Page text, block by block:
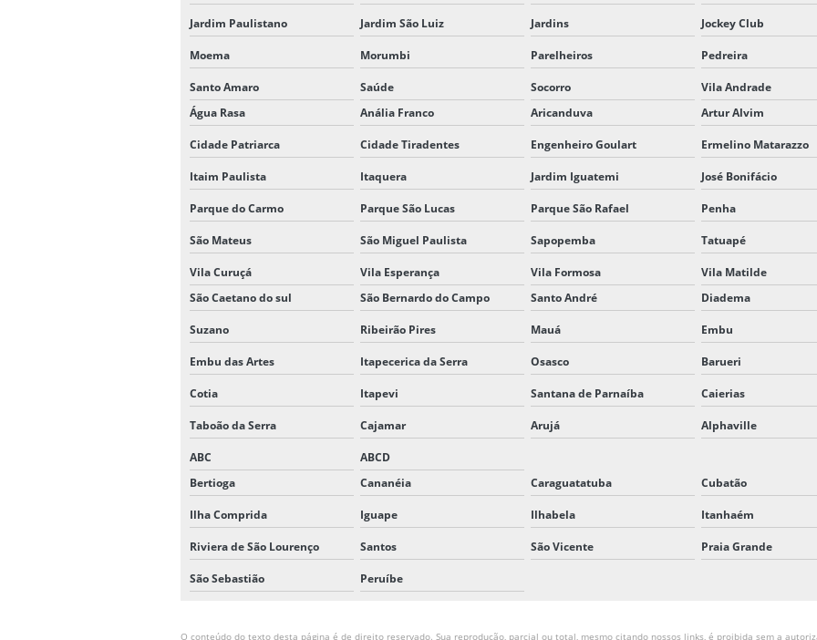
Jardim Paulistano Jardim São Luiz Jardins Jockey Club
Moema Morumbi Parelheiros Pedreira
Santo Amaro Saúde Socorro Vila Andrade
Água Rasa
Anália Franco Aricanduva Artur Alvim
Cidade Patriarca Cidade Tiradentes Engenheiro Goulart Ermelino Matarazzo
Itaim Paulista Itaquera Jardim Iguatemi José Bonifácio
Parque do Carmo Parque São Lucas Parque São Rafael Penha
São Mateus São Miguel Paulista Sapopemba Tatuapé
Vila Curuçá Vila Esperança Vila Formosa Vila Matilde
São Caetano do sul
São Bernardo do Campo Santo André Diadema
Suzano Ribeirão Pires Mauá Embu
Embu das Artes Itapecerica da Serra Osasco Barueri
Cotia Itapevi Santana de Parnaíba Caierias
Taboão da Serra Cajamar Arujá Alphaville
ABC
ABCD
Bertioga
Cananéia Caraguatatuba Cubatão
Ilha Comprida Iguape Ilhabela Itanhaém
Riviera de São Lourenço Santos São Vicente Praia Grande
São Sebastião Peruíbe
O conteúdo do texto desta página é de direito reservado. Sua reprodução, parcial ou total, mesmo citando nossos links, é proibida sem a